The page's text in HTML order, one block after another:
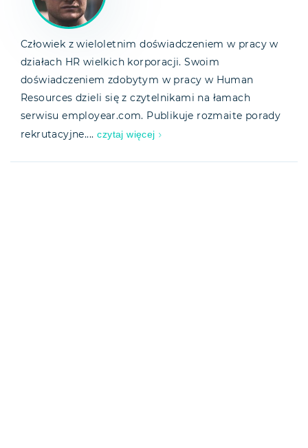
Człowiek z wieloletnim doświadczeniem w pracy w
działach HR wielkich korporacji. Swoim
doświadczeniem zdobytym w pracy w Human
Resources dzieli się z czytelnikami na łamach
serwisu employear.com. Publikuje rozmaite porady
rekrutacyjne.... czytaj więcej